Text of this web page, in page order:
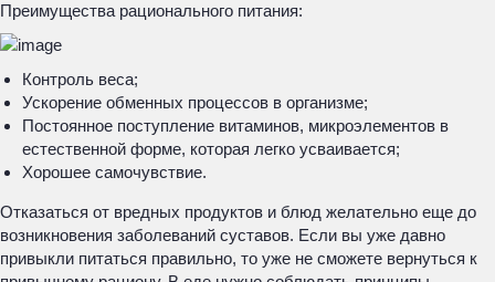
Преимущества рационального питания:
Контроль веса;
Ускорение обменных процессов в организме;
Постоянное поступление витаминов, микроэлементов в
естественной форме, которая легко усваивается;
Хорошее самочувствие.
Отказаться от вредных продуктов и блюд желательно еще до
возникновения заболеваний суставов. Если вы уже давно
привыкли питаться правильно, то уже не сможете вернуться к